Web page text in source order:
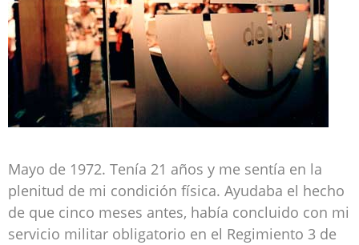
Mayo de 1972. Tenía 21 años y me sentía en la
plenitud de mi condición física. Ayudaba el hecho
de que cinco meses antes, había concluido con mi
servicio militar obligatorio en el Regimiento 3 de